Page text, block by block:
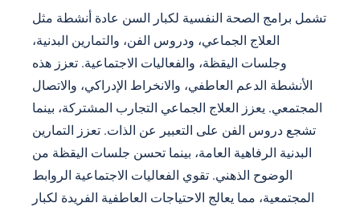
تشمل برامج الصحة النفسية لكبار السن عادة أنشطة مثل
العلاج الجماعي، ودروس الفن، والتمارين البدنية،
وجلسات اليقظة، والفعاليات الاجتماعية. تعزز هذه
الأنشطة الدعم العاطفي، والانخراط الإدراكي، والاتصال
المجتمعي. يعزز العلاج الجماعي التجارب المشتركة، بينما
تشجع دروس الفن على التعبير عن الذات. تعزز التمارين
البدنية الرفاهية العامة، بينما تحسن جلسات اليقظة من
الوضوح الذهني. تقوي الفعاليات الاجتماعية الروابط
المجتمعية، مما يعالج الاحتياجات العاطفية الفريدة لكبار